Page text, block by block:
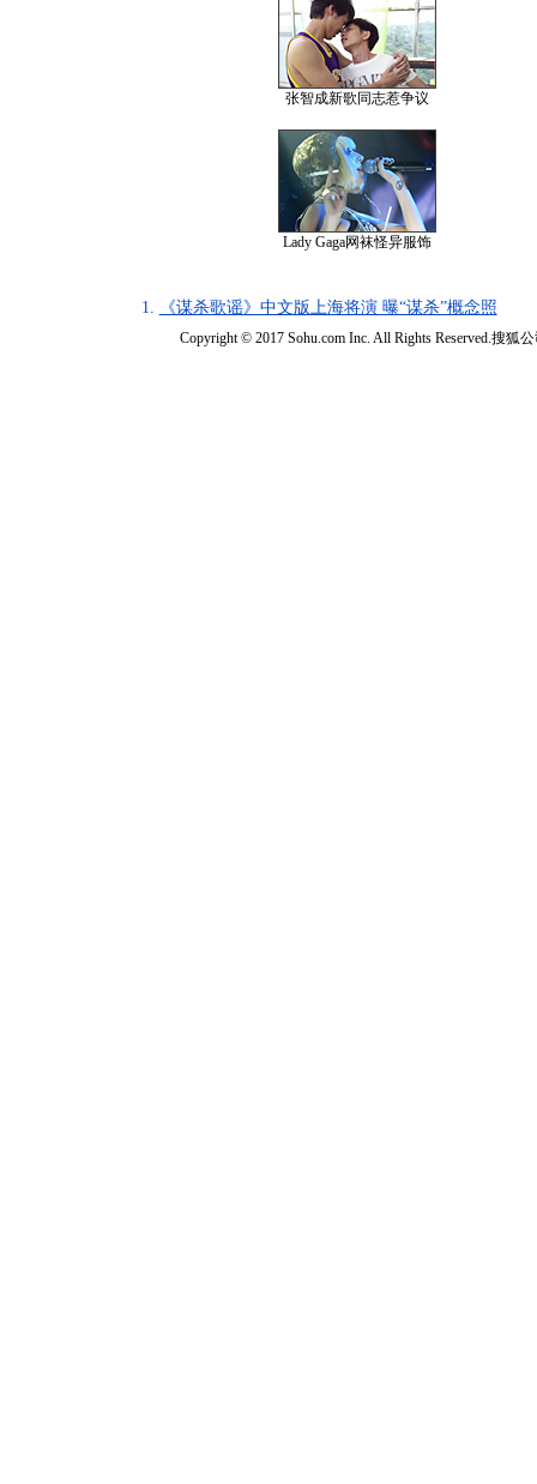
张智成新歌同志惹争议
Lady Gaga网袜怪异服饰
1. 《谋杀歌谣》中文版上海将演 曝“谋杀”概念照
Copyright © 2017 Sohu.com Inc. All Rights Reserved.搜狐